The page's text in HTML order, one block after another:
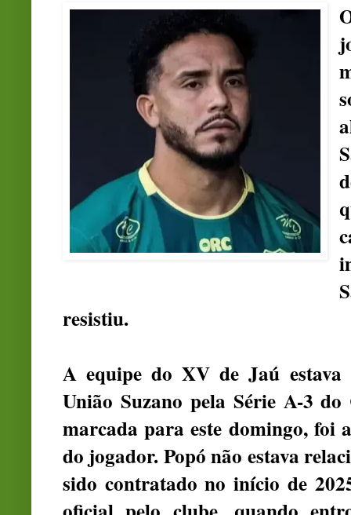
resistiu.
A equipe do XV de Jaú
União Suzano pela Série A-3
marcada para este domingo, foi
do jogador. Popó não estava
sido contratado no início de